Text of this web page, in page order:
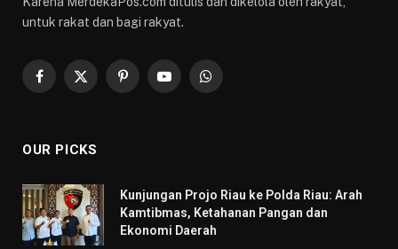
untuk rakat dan bagi rakyat.
Facebook
X
PinterestYouTubeWhatsApp
OUR PICKS
Kunjungan Projo Riau ke Polda Riau: Arah
Kamtibmas, Ketahanan Pangan dan
Ekonomi Daerah